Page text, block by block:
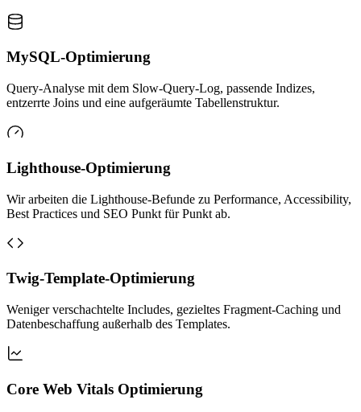
MySQL-Optimierung
Query-Analyse mit dem Slow-Query-Log, passende Indizes,
entzerrte Joins und eine aufgeräumte Tabellenstruktur.
Lighthouse-Optimierung
Wir arbeiten die Lighthouse-Befunde zu Performance, Accessibility,
Best Practices und SEO Punkt für Punkt ab.
Twig-Template-Optimierung
Weniger verschachtelte Includes, gezieltes Fragment-Caching und
Datenbeschaffung außerhalb des Templates.
Core Web Vitals Optimierung